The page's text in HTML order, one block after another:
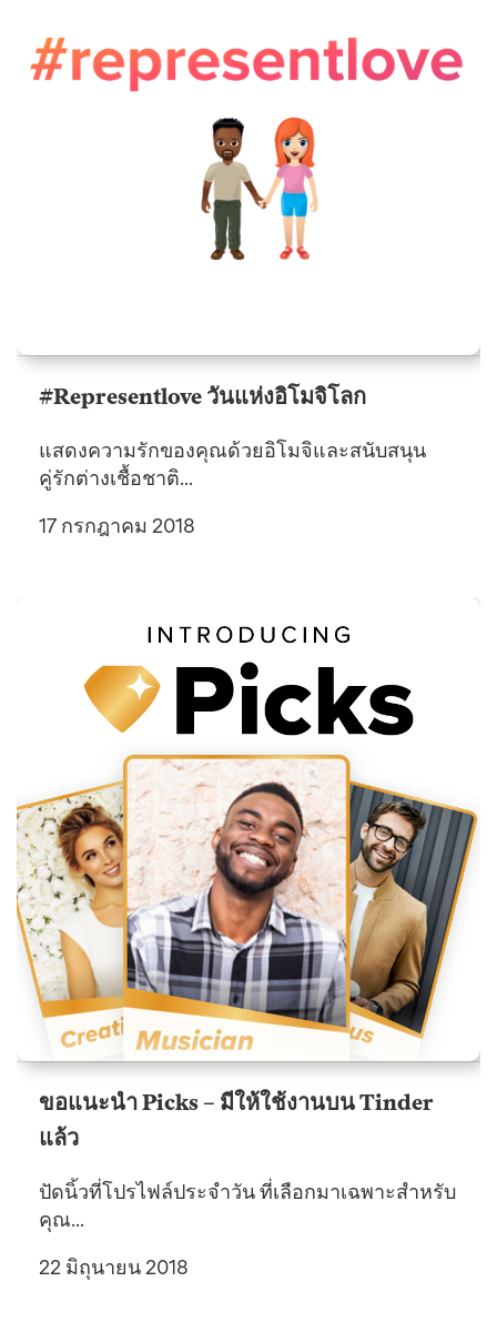
#Representlove วันแห่งอิโมจิโลก
แสดงความรักของคุณด้วยอิโมจิและสนับสนุน
คู่รักต่างเชื้อชาติ...
17 กรกฎาคม 2018
ขอแนะนำ Picks – มีให้ใช้งานบน Tinder
แล้ว
ปัดนิ้วที่โปรไฟล์ประจำวัน ที่เลือกมาเฉพาะสำหรับ
คุณ...
22 มิถุนายน 2018